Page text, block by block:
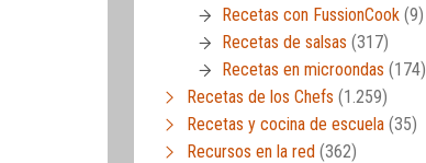
Recetas con FussionCook (9)
Recetas de salsas (317)
Recetas en microondas (174)
Recetas de los Chefs (1.259)
Recetas y cocina de escuela (35)
Recursos en la red (362)